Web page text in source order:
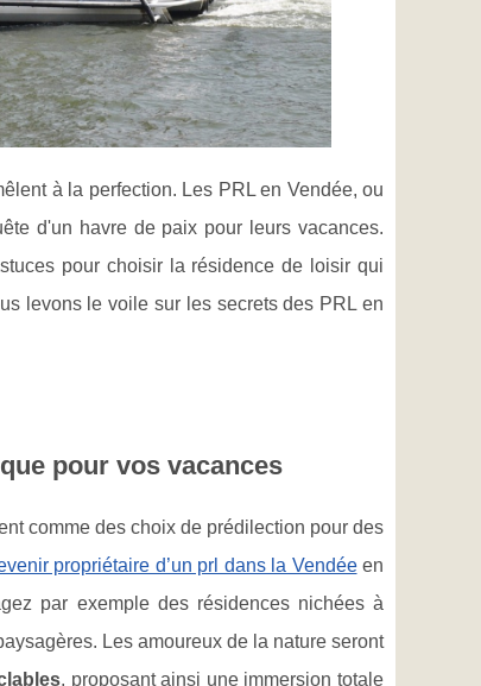
à la perfection. Les PRL en Vendée, ou
d'un havre de paix pour leurs vacances.
pour choisir la résidence de loisir qui
levons le voile sur les secrets des PRL en
pour vos vacances
comme des choix de prédilection pour des
propriétaire d’un prl dans la Vendéeen
par exemple des résidences nichées à
Les amoureux de la nature seront
, proposant ainsi une immersion totale